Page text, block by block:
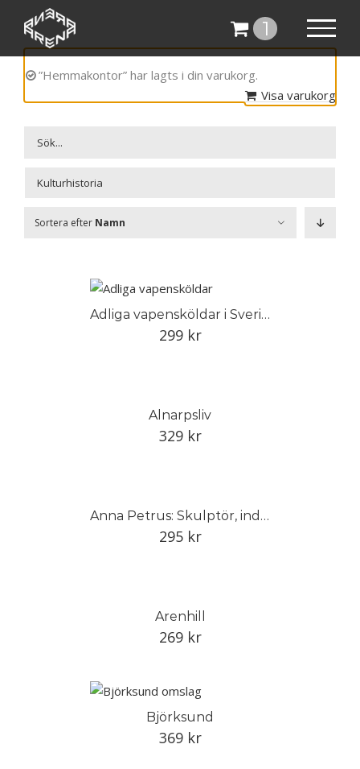
Fortsätt
innehållet
1
”Hemmakontor” har lagts i din varukorg.
Visa varukorg
Sortera efter Namn
Adliga vapensköldar i Sverige
299 kr
Alnarpsliv
329 kr
Anna Petrus: Skulptör, industrikonstnär och pionjär
295 kr
Arenhill
269 kr
Björksund
369 kr